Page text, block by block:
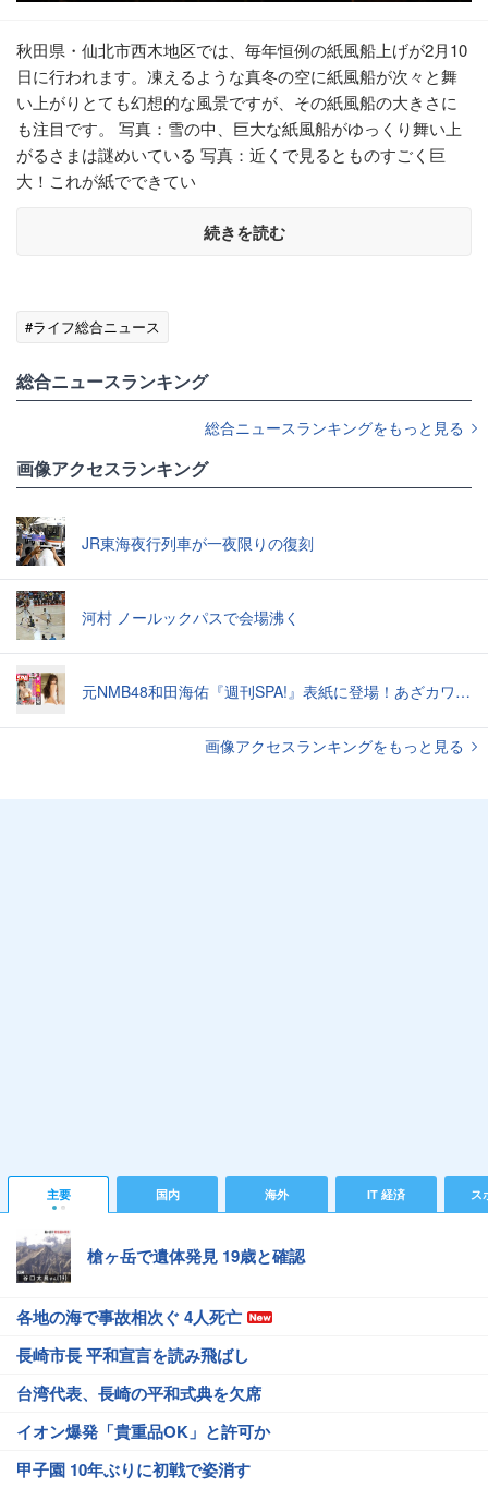
秋田県・仙北市西木地区では、毎年恒例の紙風船上げが2月10
日に行われます。凍えるような真冬の空に紙風船が次々と舞
い上がりとても幻想的な風景ですが、その紙風船の大きさに
も注目です。 写真：雪の中、巨大な紙風船がゆっくり舞い上
がるさまは謎めいている 写真：近くで見るとものすごく巨
大！これが紙でできてい
続きを読む
#ライフ総合ニュース
総合ニュースランキング
総合ニュースランキングをもっと見る
画像アクセスランキング
JR東海夜行列車が一夜限りの復刻
河村 ノールックパスで会場沸く
元NMB48和田海佑『週刊SPA!』表紙に登場！あざカワ新婚生活グラビアで読者全員TKO負け♡
画像アクセスランキングをもっと見る
主要 国内 海外 IT 経済 ス
槍ヶ岳で遺体発見 19歳と確認
各地の海で事故相次ぐ 4人死亡
長崎市長 平和宣言を読み飛ばし
台湾代表、長崎の平和式典を欠席
イオン爆発「貴重品OK」と許可か
甲子園 10年ぶりに初戦で姿消す